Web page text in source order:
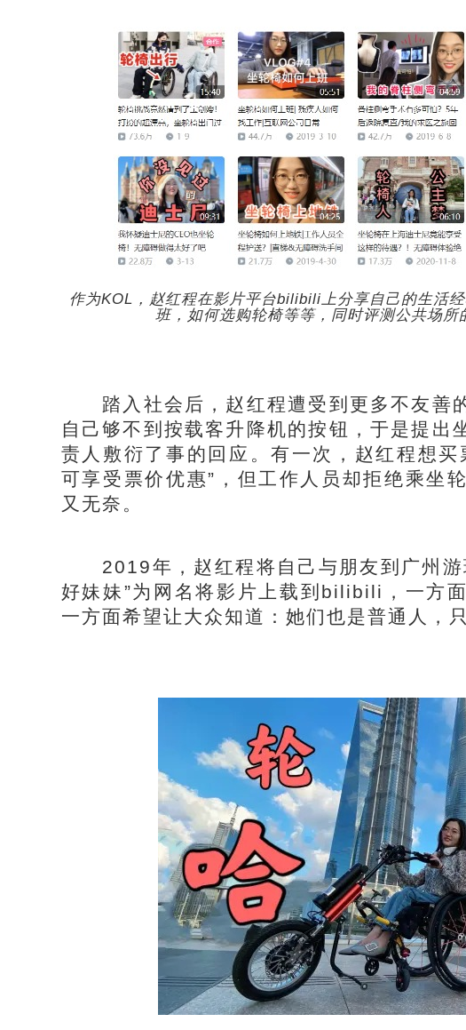
作为KOL，赵红程在影片平台bilibili上分享自己的生活
班，如何选购轮椅等等，同时评测公共场所
踏入社会后，赵红程遭受到更多不友善
自己够不到按载客升降机的按钮，于是提出
责人敷衍了事的回应。有一次，赵红程想
可享受票价优惠”，但工作人员却拒绝乘坐
又无奈。
2019年，赵红程将自己与朋友到广州游
好妹妹”为网名将影片上载到bilibili，一方
一方面希望让大众知道：她们也是普通人，